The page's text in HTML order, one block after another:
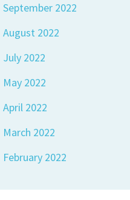
September 2022
August 2022
July 2022
May 2022
April 2022
March 2022
February 2022